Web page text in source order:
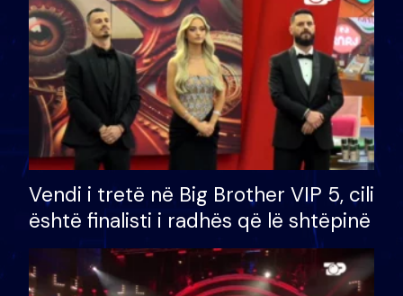
Vendi i tretë në Big Brother VIP 5, cili
është finalisti i radhës që lë shtëpinë